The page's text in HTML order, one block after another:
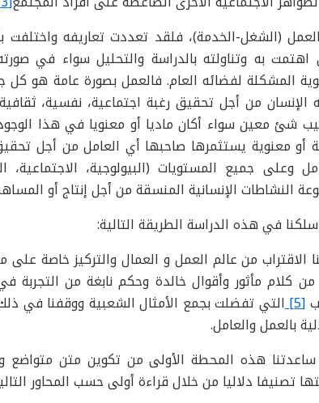
(الشغل-الخدمة)، فلقد تعددت تعاريفه واختلفت
اهتمت به وتناولته بالدراسة والتحليل سواء في
المشكلة لفضائه العام. فالعمل بصورة عامة
الإنسان من أجل تحقيق رغبة اجتماعية، نفسية،
شئ معين سواء أكان ماديا أو معنويا في هذا
أو معنوية يستثمرها صاحبها أي العامل من أجل
وعلى جميع المستويات (البيولوجية، الاجتماعية،
النشاطات الإنسانية المنسقة من أجل إنتاج أو
في هذه الدراسة الطريقة التالية:
الاقتراب من عالم العمل و العمال والتركيز خاصة
كلام مأثور وأقوال خالدة وحكم نابغة من التجربة
[5]
التي تفضلت بجمع الأمثال الشعبية ووقفنا في
بالعمل والعامل.
تصنيفا دلاليا من خلال قراءة أولى حسب المحاور